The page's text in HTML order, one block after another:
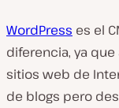
WordPress es el
diferencia, ya
sitios web de
de blogs pero